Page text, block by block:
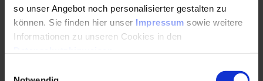
so unser Angebot noch personalisierter gestalten zu
können. Sie finden hier unser Impressum sowie weitere
Informationen zu unseren Cookies in den
Auch Inhouse buchbar